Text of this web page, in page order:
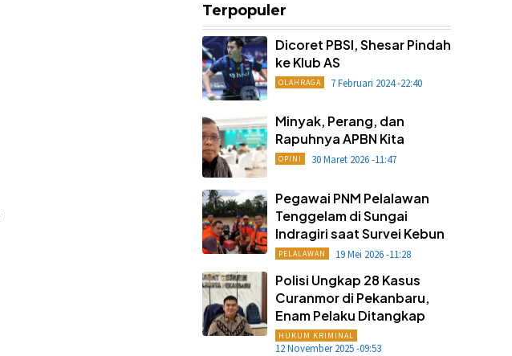
Terpopuler
Dicoret PBSI, Shesar Pindah
ke Klub AS
OLAHRAGA 7 Februari 2024 -22:40
Minyak, Perang, dan
Rapuhnya APBN Kita
OPINI 30 Maret 2026 -11:47
Pegawai PNM Pelalawan
Tenggelam di Sungai
Indragiri saat Survei Kebun
PELALAWAN 19 Mei 2026 -11:28
Polisi Ungkap 28 Kasus
Curanmor di Pekanbaru,
Enam Pelaku Ditangkap
HUKUM KRIMINAL
12 November 2025 -09:53